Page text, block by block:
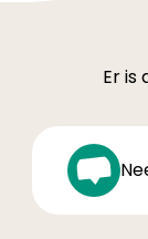
Er is